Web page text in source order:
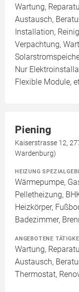
Wartung,
Austausch,
Installation,
Verpachtung,
Nur
Flexible Module,
Piening
Kaiserstrasse 12,
Wardenburg)
HEIZUNG
Wärmepumpe,
Pelletheizung,
Heizkörper,
Badezimmer,
ANGEBOTENE
Wartung,
Austausch,
Thermostat,